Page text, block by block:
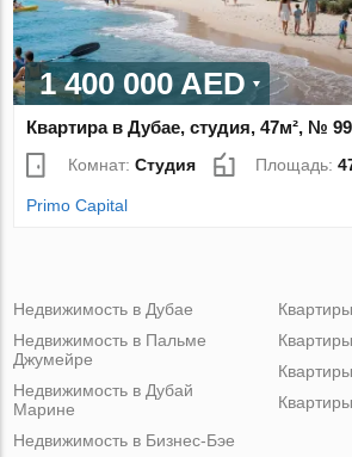
1 400 000 AED
Квартира в Дубае, студия, 47м², №
Комнат:Студия Площадь:
Primo Capital
Недвижимость в Дубае
Недвижимость в Пальме
Джумейре
Недвижимость в Дубай
Марине
Недвижимость в Бизнес-Бэе